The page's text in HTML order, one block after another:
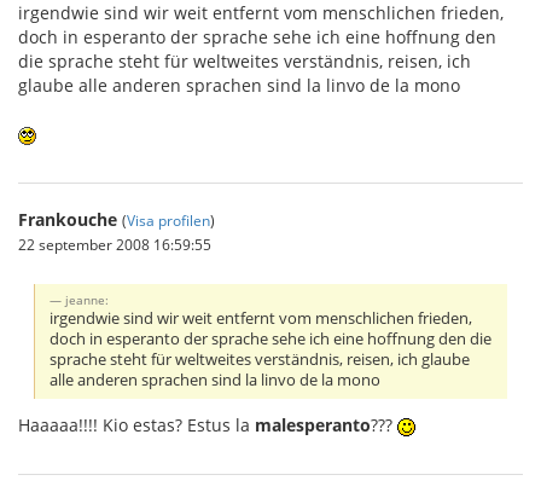
irgendwie sind wir weit entfernt vom menschlichen frieden,
doch in esperanto der sprache sehe ich eine hoffnung den
die sprache steht für weltweites verständnis, reisen, ich
glaube alle anderen sprachen sind la linvo de la mono
Frankouche (Visa profilen)
22 september 2008 16:59:55
jeanne:
irgendwie sind wir weit entfernt vom menschlichen frieden,
doch in esperanto der sprache sehe ich eine hoffnung den die
sprache steht für weltweites verständnis, reisen, ich glaube
alle anderen sprachen sind la linvo de la mono
Haaaaa!!!! Kio estas? Estus la malesperanto???